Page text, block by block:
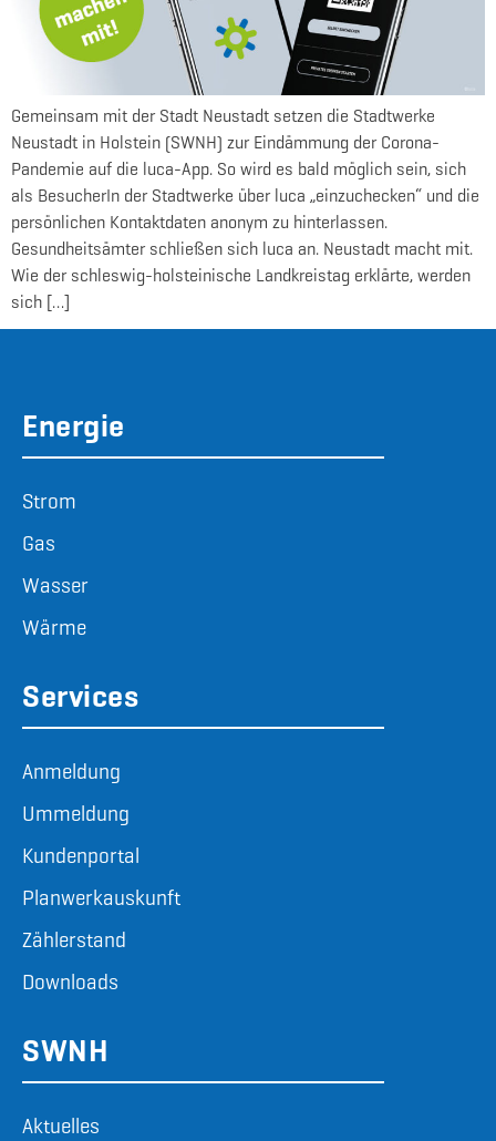
Gemeinsam mit der Stadt Neustadt setzen die Stadtwerke
Neustadt in Holstein (SWNH) zur Eindämmung der Corona-
Pandemie auf die luca-App. So wird es bald möglich sein, sich
als BesucherIn der Stadtwerke über luca „einzuchecken“ und die
persönlichen Kontaktdaten anonym zu hinterlassen.
Gesundheitsämter schließen sich luca an. Neustadt macht mit.
Wie der schleswig-holsteinische Landkreistag erklärte, werden
sich […]
Energie
Strom
Gas
Wasser
Wärme
Services
Anmeldung
Ummeldung
Kundenportal
Planwerkauskunft
Zählerstand
Downloads
SWNH
Aktuelles